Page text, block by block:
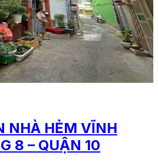
NHÀ HẺM VĨNH
8 – QUẬN 10